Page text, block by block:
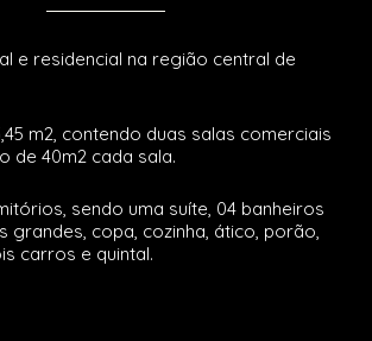
e residencial na região central de
m2, contendo duas salas comerciais
de 40m2 cada sala.
sendo uma suíte, 04 banheiros
grandes, copa, cozinha, ático, porão,
carros e quintal.